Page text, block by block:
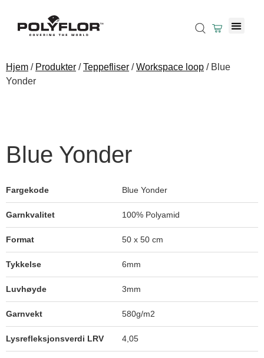
Hjem / Produkter /Teppefliser /Workspace loop / Blue
Yonder
Blue Yonder
Fargekode Blue Yonder
Garnkvalitet 100% Polyamid
Format 50 x 50 cm
Tykkelse 6mm
Luvhøyde 3mm
Garnvekt 580g/m2
Lysrefleksjonsverdi LRV 4,05